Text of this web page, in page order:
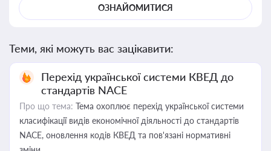
ОЗНАЙОМИТИСЯ
Теми, які можуть вас зацікавити:
Перехід української системи КВЕД до
стандартів NACE
Про що тема: Тема охоплює перехід української системи
класифікації видів економічної діяльності до стандартів
NACE, оновлення кодів КВЕД та пов'язані нормативні